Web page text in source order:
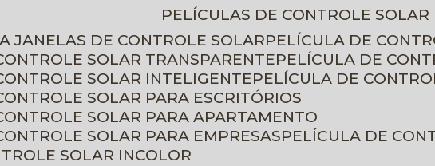
PELÍCULAS DE CONTROLE SOLAR
JANELAS DE CONTROLE SOLAR
PELÍCULA DE
SOLAR TRANSPARENTE
PELÍCULA DE
SOLAR INTELIGENTE
PELÍCULA DE
SOLAR PARA ESCRITÓRIOS
SOLAR PARA APARTAMENTO
SOLAR PARA EMPRESAS
PELÍCULA DE
SOLAR INCOLOR